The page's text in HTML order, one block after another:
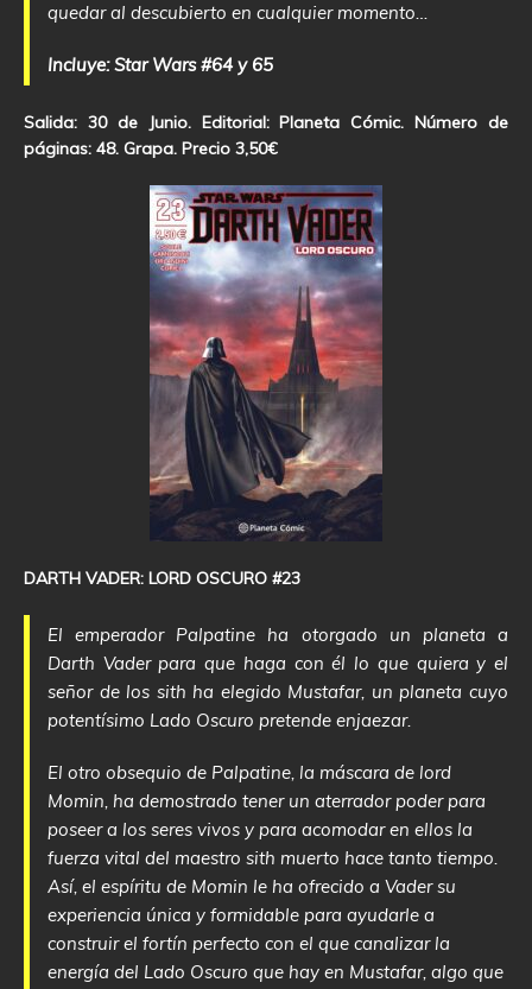
quedar al descubierto en cualquier momento…
Incluye: Star Wars #64 y 65
Salida: 30 de Junio. Editorial: Planeta Cómic. Número de
páginas: 48. Grapa. Precio 3,50€
DARTH VADER: LORD OSCURO #23
El emperador Palpatine ha otorgado un planeta a
Darth Vader para que haga con él lo que quiera y el
señor de los sith ha elegido Mustafar, un planeta cuyo
potentísimo Lado Oscuro pretende enjaezar.
El otro obsequio de Palpatine, la máscara de lord
Momin, ha demostrado tener un aterrador poder para
poseer a los seres vivos y para acomodar en ellos la
fuerza vital del maestro sith muerto hace tanto tiempo.
Así, el espíritu de Momin le ha ofrecido a Vader su
experiencia única y formidable para ayudarle a
construir el fortín perfecto con el que canalizar la
energía del Lado Oscuro que hay en Mustafar, algo que